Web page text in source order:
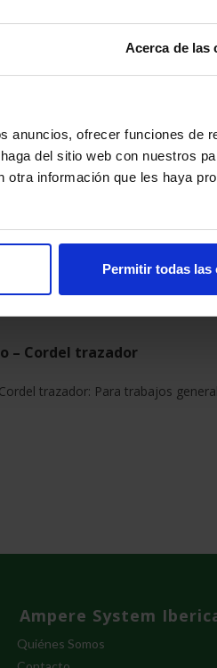
Acerca de las
anuncios, ofrecer funciones de
del sitio web con nuestros
información que les haya
Permitir todas las
fútbol, hockey, piscinas... Césped
formulación especifica. Resiste a la
– Bote de azulete
de azulete: Para trabajos
– Cordel trazador
trazador: Para trabajos
Ampere System
Quiénes Somos